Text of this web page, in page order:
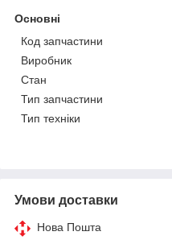
Основні
Код запчастини
Виробник
Стан
Тип запчастини
Тип техніки
Умови доставки
Нова Пошта